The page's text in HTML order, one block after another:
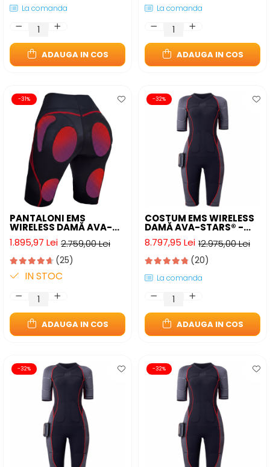
La comanda
ADAUGA IN COS
La comanda
ADAUGA IN COS
-31%
PANTALONI EMS
WIRELESS DAMĂ AVA-
STARS® - TONIFIERE
FESIERI ȘI REDUCERE
CELULITĂ
2.759,00 Lei
1.895,97 Lei
(25)
IN STOC
ADAUGA IN COS
-32%
COSTUM EMS WIRELESS
DAMĂ AVA-STARS® -
ANTRENAMENT FULL-
BODY ACASĂ12.975,00 Lei
8.797,95 Lei
(20)
La comanda
ADAUGA IN COS
-32% -32%